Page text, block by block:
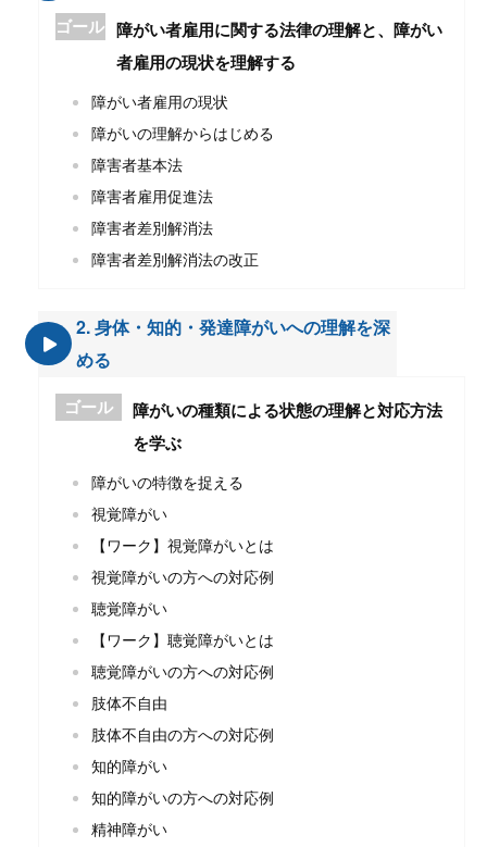
ゴール 障がい者雇⽤に関する法律の理解と、障がい
者雇⽤の現状を理解する
障がい者雇⽤の現状
障がいの理解からはじめる
障害者基本法
障害者雇⽤促進法
障害者差別解消法
障害者差別解消法の改正
2. ⾝体・知的・発達障がいへの理解を深
める
ゴール
障がいの種類による状態の理解と対応⽅法
を学ぶ
障がいの特徴を捉える
視覚障がい
【ワーク】視覚障がいとは
視覚障がいの⽅への対応例
聴覚障がい
【ワーク】聴覚障がいとは
聴覚障がいの⽅への対応例
肢体不⾃由
肢体不⾃由の⽅への対応例
知的障がい
知的障がいの⽅への対応例
精神障がい